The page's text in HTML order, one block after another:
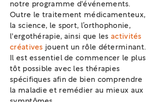
notre programme d'événements.
Outre le traitement médicamenteux,
la science, le sport, l’orthophonie,
l'ergothérapie, ainsi que lesactivités
créatives jouent un rôle déterminant.
Il est essentiel de commencer le plus
tôt possible avec les thérapies
spécifiques afin de bien comprendre
la maladie et remédier au mieux aux